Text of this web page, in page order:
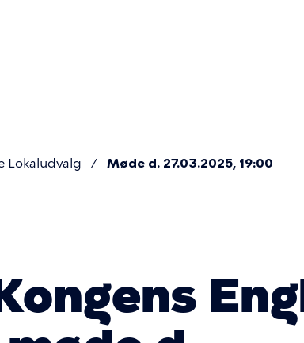
Lokaludvalg Møde d. 27.03.2025, 19:00